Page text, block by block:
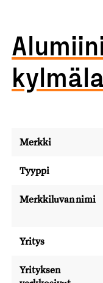
Merkki
Tyyppi
Merkkiluvan nimi
Yritys
Yrityksen